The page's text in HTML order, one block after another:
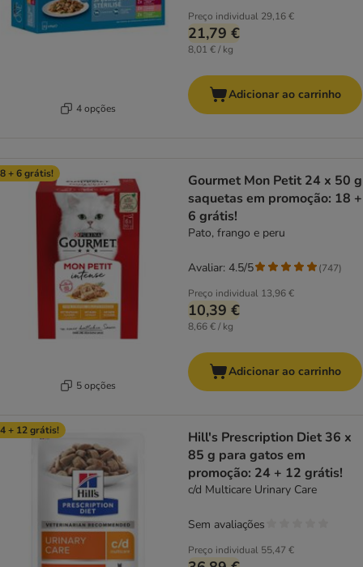
4 opções
Preço individual 29,16 €
21,79 €
8,01 € / kg
Adicionar ao carrinho
+ 6 grátis!
5 opções
Gourmet Mon Petit 24 x 50 g
saquetas em promoção: 18 +
6 grátis!
Pato, frango e peru
Preço individual 13,96 €
10,39 €
8,66 € / kg
Avaliar: 4.5/5 (747)
Adicionar ao carrinho
+ 12 grátis!
Hill's Prescription Diet 36 x
85 g para gatos em
promoção: 24 + 12 grátis!
c/d Multicare Urinary Care
Preço individual 55,47 €
Sem avaliações